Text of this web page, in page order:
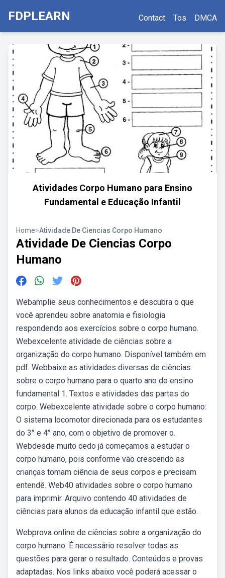
FDPLEARN Contact Tos DMCA
Atividades Corpo Humano para Ensino
Fundamental e Educação Infantil
Home>Atividade De Ciencias Corpo Humano
Atividade De Ciencias Corpo
Humano
Webamplie seus conhecimentos e descubra o que
você aprendeu sobre anatomia e fisiologia
respondendo aos exercícios sobre o corpo humano.
Webexcelente atividade de ciências sobre a
organização do corpo humano. Disponível também em
pdf. Webbaixe as atividades diversas de ciências
sobre o corpo humano para o quarto ano do ensino
fundamental 1. Textos e atividades das partes do
corpo. Webexcelente atividade sobre o corpo humano:
O sistema locomotor direcionada para os estudantes
do 3° e 4° ano, com o objetivo de promover o.
Webdesde muito cedo já começamos a estudar o
corpo humano, pois conforme vão crescendo as
crianças tomam ciência de seus corpos e precisam
entendê. Web40 atividades sobre o corpo humano
para imprimir. Arquivo contendo 40 atividades de
ciências para alunos da educação infantil que estão.
Webprova online de ciências sobre a organização do
corpo humano. É necessário resolver todas as
questões para gerar o resultado. Conteúdos e provas
adaptadas. Nos links abaixo você poderá acessar o